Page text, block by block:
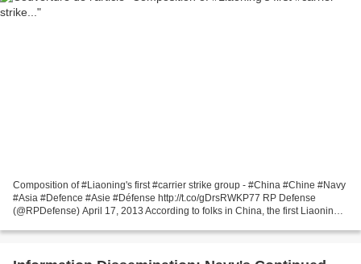
Composition of #Liaoning's first #carrier strike group - #China #Chine #Navy
#Asia #Defence #Asie #Défense http://t.co/gDrsRWKP77 RP Defense
(@RPDefense) April 17, 2013 According to folks in China, the first Liaoning